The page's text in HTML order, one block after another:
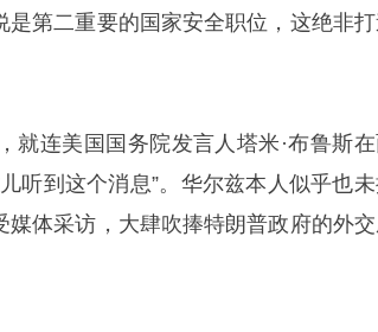
第二重要的国家安全职位，这绝非
就连美国国务院发言人塔米·布鲁斯在
听到这个消息”。华尔兹本人似乎也
体采访，大肆吹捧特朗普政府的外